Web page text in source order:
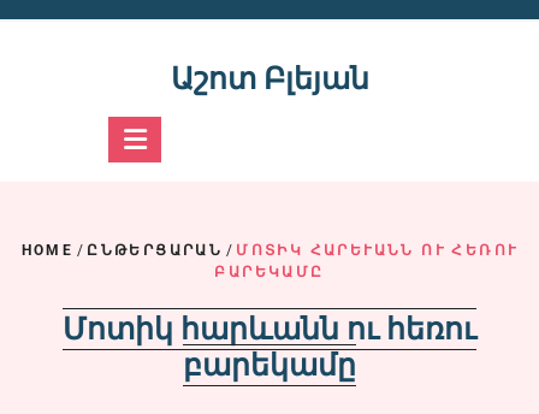
Աշոտ Բլեյան
HOME / ԸՆԹԵՐՑԱՐԱՆ / ՄՈՏԻԿ ՀԱՐԵՒԱՆՆ ՈՒ ՀԵՌՈՒ Բ
ԱՐԵԿԱՄԸ
Մոտիկ հարևանն ու հեռու
բարեկամը